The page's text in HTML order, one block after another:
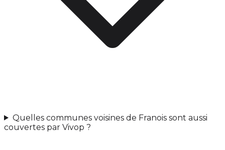
Quelles communes voisines de Franois sont aussi
couvertes par Vivop ?